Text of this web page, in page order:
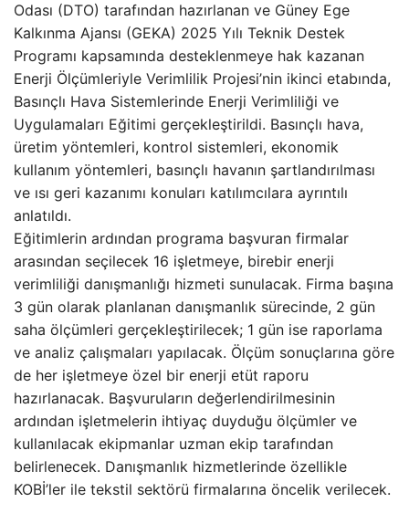
Odası (DTO) tarafından hazırlanan ve Güney Ege
Kalkınma Ajansı (GEKA) 2025 Yılı Teknik Destek
Programı kapsamında desteklenmeye hak kazanan
Enerji Ölçümleriyle Verimlilik Projesi’nin ikinci etabında,
Basınçlı Hava Sistemlerinde Enerji Verimliliği ve
Uygulamaları Eğitimi gerçekleştirildi. Basınçlı hava,
üretim yöntemleri, kontrol sistemleri, ekonomik
kullanım yöntemleri, basınçlı havanın şartlandırılması
ve ısı geri kazanımı konuları katılımcılara ayrıntılı
anlatıldı.
Eğitimlerin ardından programa başvuran firmalar
arasından seçilecek 16 işletmeye, birebir enerji
verimliliği danışmanlığı hizmeti sunulacak. Firma başına
3 gün olarak planlanan danışmanlık sürecinde, 2 gün
saha ölçümleri gerçekleştirilecek; 1 gün ise raporlama
ve analiz çalışmaları yapılacak. Ölçüm sonuçlarına göre
de her işletmeye özel bir enerji etüt raporu
hazırlanacak. Başvuruların değerlendirilmesinin
ardından işletmelerin ihtiyaç duyduğu ölçümler ve
kullanılacak ekipmanlar uzman ekip tarafından
belirlenecek. Danışmanlık hizmetlerinde özellikle
KOBİ’ler ile tekstil sektörü firmalarına öncelik verilecek.